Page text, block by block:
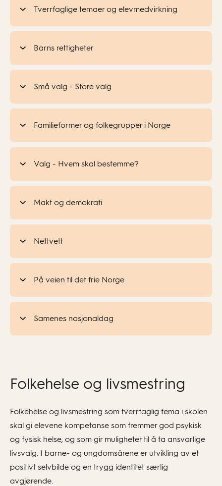
Tverrfaglige temaer og elevmedvirkning
Barns rettigheter
Små valg - Store valg
Familieformer og folkegrupper i Norge
Valg - Hvem skal bestemme?
Makt og demokrati
Nettvett
På veien til det frie Norge
Samenes nasjonaldag
Folkehelse og livsmestring
Folkehelse og livsmestring som tverrfaglig tema i skolen
skal gi elevene kompetanse som fremmer god psykisk
og fysisk helse, og som gir muligheter til å ta ansvarlige
livsvalg. I barne- og ungdomsårene er utvikling av et
positivt selvbilde og en trygg identitet særlig
avgjørende.